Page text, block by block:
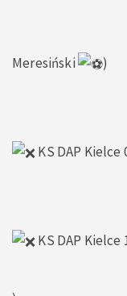
Meresiński )
KS DAP
KS DAP